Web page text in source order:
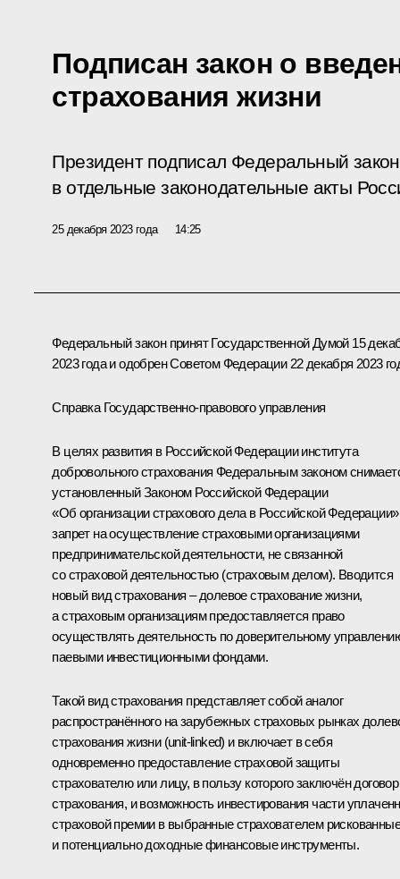
Подписан закон о
страхования жизни
Президент подписал Федеральный
в отдельные законодательные акты
25 декабря 2023 года 14:25
Федеральный закон принят Государственной Думой 15
2023 года и одобрен Советом Федерации 22 декабря 2023
Справка Государственно-правового управления
В целях развития в Российской Федерации института
добровольного страхования Федеральным законом
установленный Законом Российской Федерации
«Об организации страхового дела в Российской Федерации»
запрет на осуществление страховыми организациями
предпринимательской деятельности, не связанной
со страховой деятельностью (страховым делом). Вводится
новый вид страхования – долевое страхование жизни,
а страховым организациям предоставляется право
осуществлять деятельность по доверительному
паевыми инвестиционными фондами.
Такой вид страхования представляет собой аналог
распространённого на зарубежных страховых рынках
страхования жизни (unit-linked) и включает в себя
одновременно предоставление страховой защиты
страхователю или лицу, в пользу которого заключён договор
страхования, и возможность инвестирования части
страховой премии в выбранные страхователем рискованные
и потенциально доходные финансовые инструменты.